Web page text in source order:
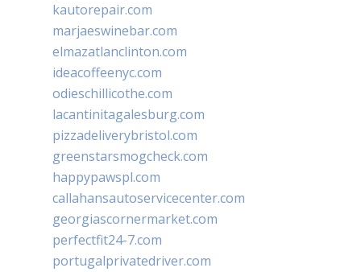
kautorepair.com
marjaeswinebar.com
elmazatlanclinton.com
ideacoffeenyc.com
odieschillicothe.com
lacantinitagalesburg.com
pizzadeliverybristol.com
greenstarsmogcheck.com
happypawspl.com
callahansautoservicecenter.com
georgiascornermarket.com
perfectfit24-7.com
portugalprivatedriver.com